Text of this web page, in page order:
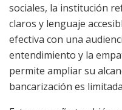
sociales, la institución
claros y lenguaje
efectiva con una
entendimiento y la
permite ampliar su
bancarización es